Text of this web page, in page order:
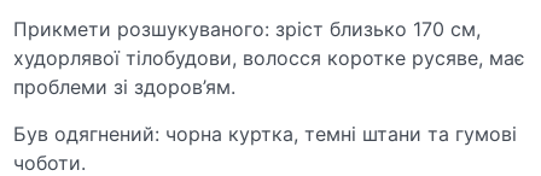
Прикмети розшукуваного: зріст близько 170 см,
худорлявої тілобудови, волосся коротке русяве, має
проблеми зі здоров’ям.
Був одягнений: чорна куртка, темні штани та гумові
чоботи.